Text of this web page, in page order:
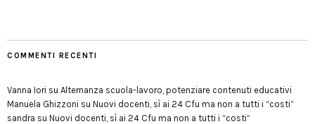
COMMENTI RECENTI
Vanna Iori su Alternanza scuola-lavoro, potenziare contenuti educativi
Manuela Ghizzoni su Nuovi docenti, sì ai 24 Cfu ma non a tutti i “costi”
sandra su Nuovi docenti, sì ai 24 Cfu ma non a tutti i “costi”